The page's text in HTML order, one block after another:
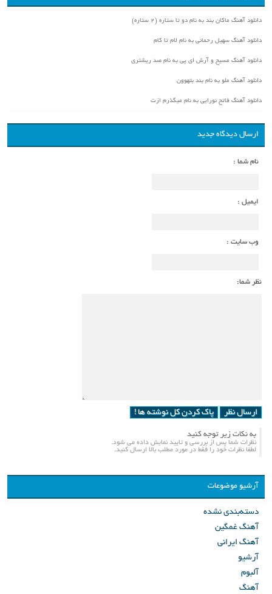
دانلود آهنگ ماکان بند به نام دو تا ستاره (۲ ستاره)
دانلود آهنگ سهیل رحمانی به نام لام تا کام
دانلود آهنگ مسیح و آرش ای پی به نام صد ریشتری
دانلود آهنگ ملو به نام بند بتهوون
دانلود آهنگ فاتح نورایی به نام میگذرم ازت
ارسال دیدگاه جدید
نام شما :
ایمیل :
وب سایت :
نظر شما:
پاک کردن کل نوشته ها !
به نکات زیر توجه کنید
نظرات شما پس از بررسی و تایید نمایش داده می شود.
لطفا نظرات خود را فقط در مورد مطلب بالا ارسال کنید.
آرشیو موضوعات
دسته‌بندی نشده
آهنگ غمگین
آهنگ ایرانی
آرشیو
آلبوم
آهنگ